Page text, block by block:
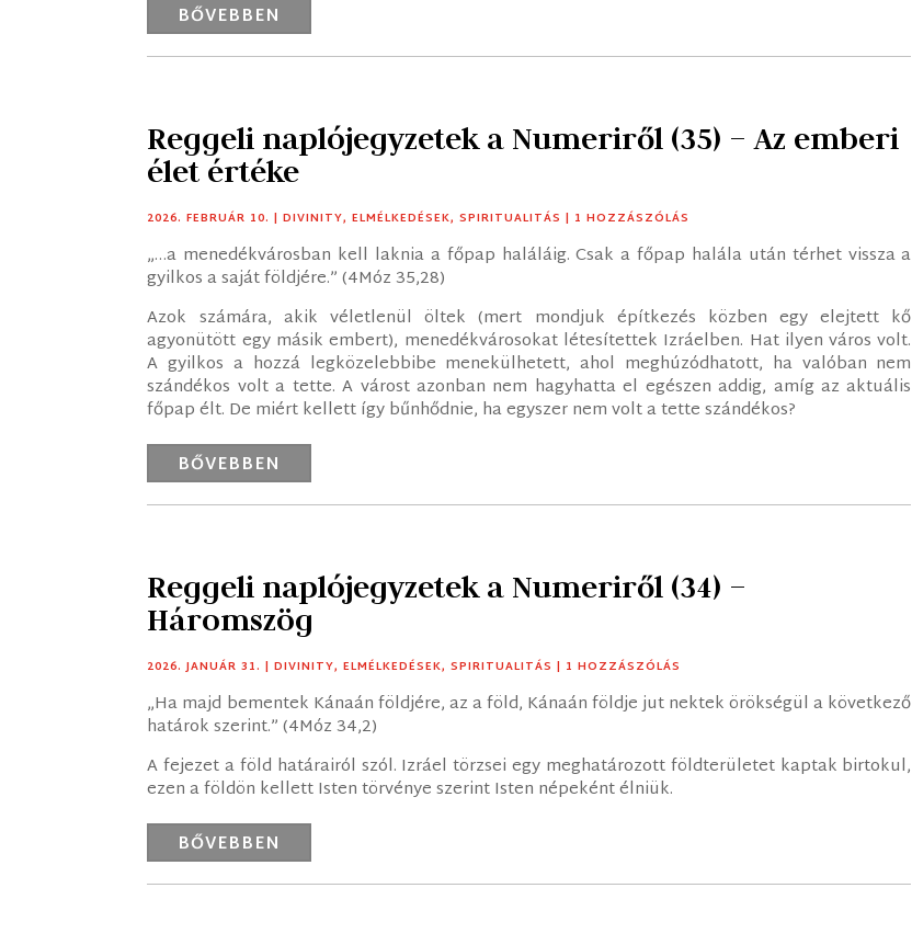
BŐVEBBEN
Reggeli naplójegyzetek a Numeriről (35) – Az emberi
élet értéke
2026. FEBRUÁR 10. |DIVINITY,ELMÉLKEDÉSEK,SPIRITUALITÁS | 1 HOZZÁSZÓLÁS
„…a menedékvárosban kell laknia a főpap haláláig. Csak a főpap halála után térhet vissza a
gyilkos a saját földjére.” (4Móz 35,28)
Azok számára, akik véletlenül öltek (mert mondjuk építkezés közben egy elejtett kő
agyonütött egy másik embert), menedékvárosokat létesítettek Izráelben. Hat ilyen város volt.
A gyilkos a hozzá legközelebbibe menekülhetett, ahol meghúzódhatott, ha valóban nem
szándékos volt a tette. A várost azonban nem hagyhatta el egészen addig, amíg az aktuális
főpap élt. De miért kellett így bűnhődnie, ha egyszer nem volt a tette szándékos?
BŐVEBBEN
Reggeli naplójegyzetek a Numeriről (34) –
Háromszög
2026. JANUÁR 31. |DIVINITY,ELMÉLKEDÉSEK,SPIRITUALITÁS | 1 HOZZÁSZÓLÁS
„Ha majd bementek Kánaán földjére, az a föld, Kánaán földje jut nektek örökségül a következő
határok szerint.” (4Móz 34,2)
A fejezet a föld határairól szól. Izráel törzsei egy meghatározott földterületet kaptak birtokul,
ezen a földön kellett Isten törvénye szerint Isten népeként élniük.
BŐVEBBEN